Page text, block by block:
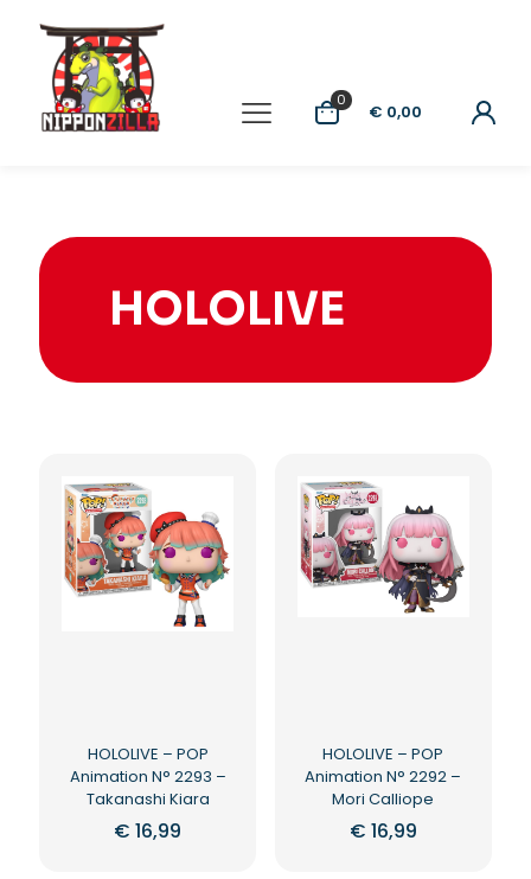
0
€ 0,00
HOLOLIVE
HOLOLIVE – POP
Animation N° 2293 –
Takanashi Kiara
€ 16,99
HOLOLIVE – POP
Animation N° 2292 –
Mori Calliope
€ 16,99